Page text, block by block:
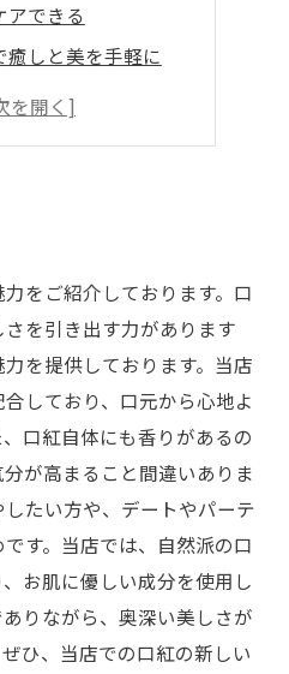
アできる
癒しと美を手軽に
をご紹介しております。口
を引き出す力があります
を提供しております。当店
しており、口元から心地よ
口紅自体にも香りがあるの
が高まること間違いありま
たい方や、デートやパーテ
す。当店では、自然派の口
お肌に優しい成分を使用し
りながら、奥深い美しさが
ひ、当店での口紅の新しい